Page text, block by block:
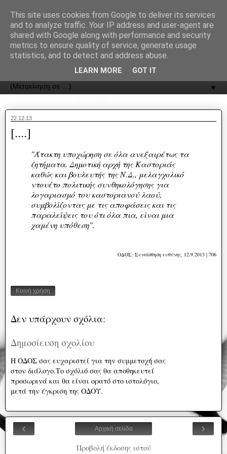
ΟΔΟΣ
▼
22.12.13
[....]
"Άτακτη υποχώρηση σε όλα ανεξαιρέτως τα
ζητήματα. Δημοτική αρχή της Καστοριάς
καθώς και βουλευτής της Ν.Δ., μελαγχολικό
ντουέτο πολιτικής συνθηκολόγησης για
λογαριασμό του καστοριανού λαού,
συμβολίζοντας με τις αποφάσεις και τις
παραλείψεις του ότι όλα πια, είναι μια
χαμένη υπόθεση".
ΟΔΟΣ: Συναίσθηση ευθύνης, 12.9.2013 | 706
Κοινή χρήση
Δεν υπάρχουν σχόλια:
Δημοσίευση σχολίου
Η ΟΔΟΣ σας ευχαριστεί για την συμμετοχή σας
στον διάλογο.Το σχόλιό σας θα αποθηκευτεί
προσωρινά και θα είναι ορατό στο ιστολόγιο,
μετά την έγκριση της ΟΔΟΥ.
‹ ›
Αρχική σελίδα
Προβολή έκδοσης ιστού
This site uses cookies from Google to deliver its services
and to analyze traffic. Your IP address and user-agent are
shared with Google along with performance and security
metrics to ensure quality of service, generate usage
statistics, and to detect and address abuse.
LEARN MORE GOT IT